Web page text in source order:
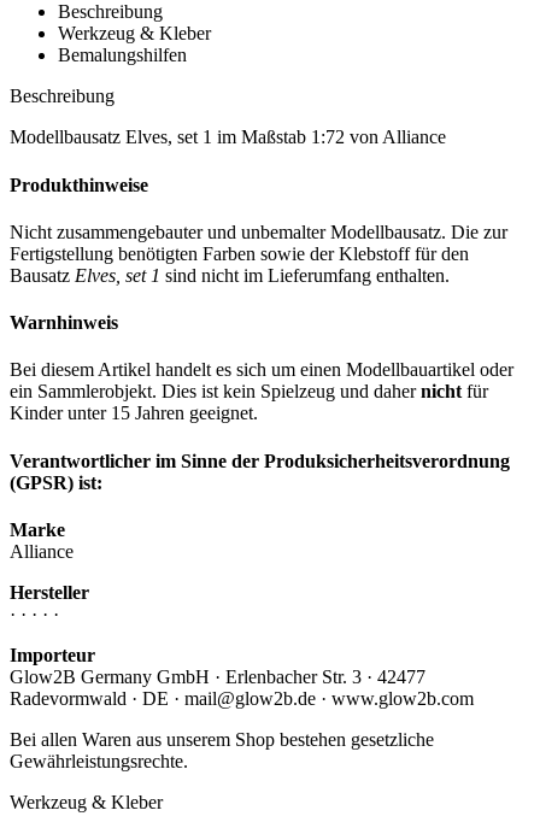
Beschreibung
Werkzeug & Kleber
Bemalungshilfen
Beschreibung
Modellbausatz Elves, set 1 im Maßstab 1:72 von Alliance
Produkthinweise
Nicht zusammengebauter und unbemalter Modellbausatz. Die zur
Fertigstellung benötigten Farben sowie der Klebstoff für den
Bausatz Elves, set 1 sind nicht im Lieferumfang enthalten.
Warnhinweis
Bei diesem Artikel handelt es sich um einen Modellbauartikel oder
ein Sammlerobjekt. Dies ist kein Spielzeug und dahernicht für
Kinder unter 15 Jahren geeignet.
Verantwortlicher im Sinne der Produksicherheitsverordnung
(GPSR) ist:
Marke
Alliance
Hersteller
· · · · ·
Importeur
Glow2B Germany GmbH · Erlenbacher Str. 3 · 42477
Radevormwald · DE · mail@glow2b.de · www.glow2b.com
Bei allen Waren aus unserem Shop bestehen gesetzliche
Gewährleistungsrechte.
Werkzeug & Kleber